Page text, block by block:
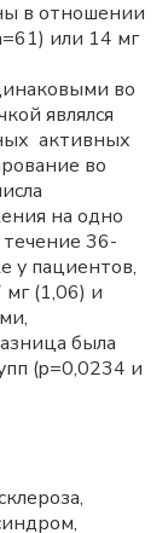
в отношении
или 14 мг
во
являлся
активных
во
на одно
36-
у пациентов,
(1,06) и
была
(p=0,0234 и